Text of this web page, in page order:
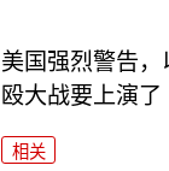
美国强烈警告
殴大战要上演了
相关